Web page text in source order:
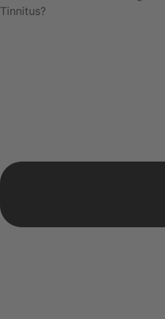
Tinnitus?